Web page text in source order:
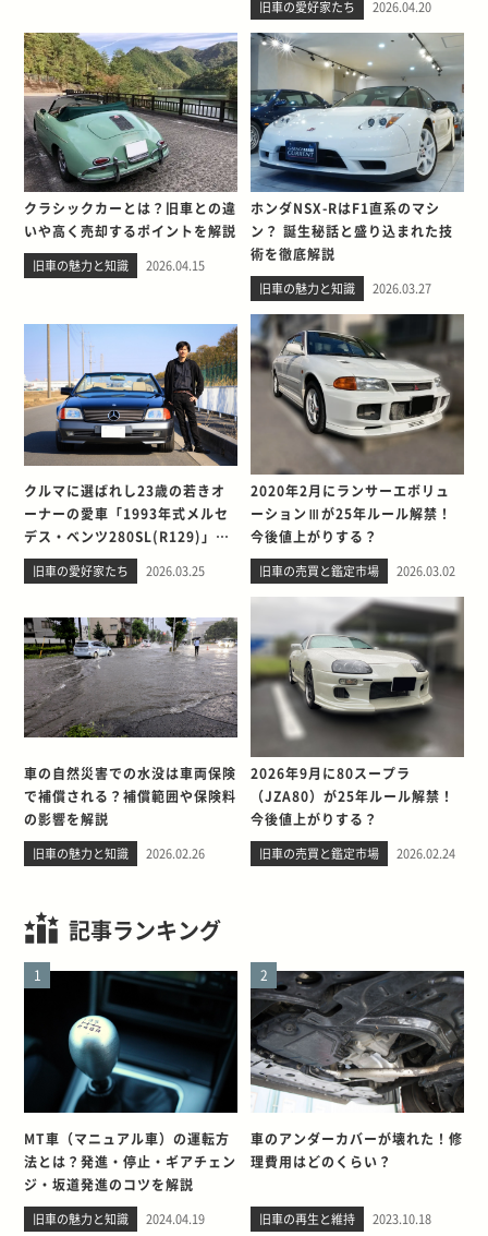
旧車の愛好家たち 2026.04.20
クラシックカーとは？旧車との違
いや高く売却するポイントを解説
旧車の魅力と知識 2026.04.15
ホンダNSX-RはF1直系のマシ
ン？ 誕生秘話と盛り込まれた技
術を徹底解説
旧車の魅力と知識 2026.03.27
クルマに選ばれし23歳の若きオ
ーナーの愛車「1993年式メルセ
デス・ベンツ280SL(R129)」と
の出会い。そして別れを考える
旧車の愛好家たち 2026.03.25
2020年2月にランサーエボリュ
ーションⅢが25年ルール解禁！
今後値上がりする？
旧車の売買と鑑定市場 2026.03.02
車の自然災害での水没は車両保険
で補償される？補償範囲や保険料
の影響を解説
旧車の魅力と知識 2026.02.26
2026年9月に80スープラ
（JZA80）が25年ルール解禁！
今後値上がりする？
旧車の売買と鑑定市場 2026.02.24
記事ランキング
1
MT車（マニュアル車）の運転方
法とは？発進・停止・ギアチェン
ジ・坂道発進のコツを解説
旧車の魅力と知識 2024.04.19
2
車のアンダーカバーが壊れた！修
理費用はどのくらい？
旧車の再生と維持 2023.10.18